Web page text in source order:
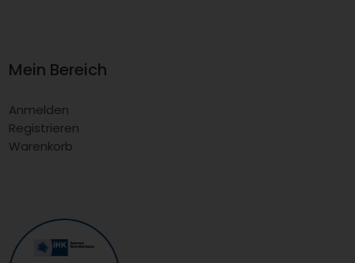
Mein Bereich
Anmelden
Registrieren
Warenkorb